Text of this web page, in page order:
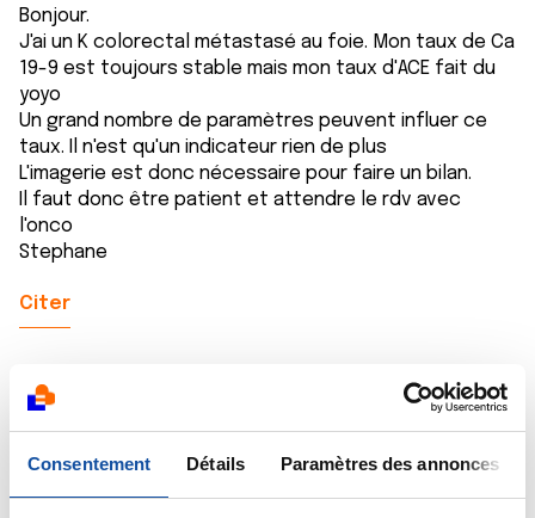
Consentement Détails Paramètres des annonces
Bonjour.
J'ai un K colorectal métastasé au foie. Mon taux de Ca
19-9 est toujours stable mais mon taux d'ACE fait du
yoyo
Un grand nombre de paramètres peuvent influer ce
taux. Il n'est qu'un indicateur rien de plus
L'imagerie est donc nécessaire pour faire un bilan.
Il faut donc être patient et attendre le rdv avec
l'onco
Stephane
Citer
Dr A.Marceau
28/06/2022 - 08:35